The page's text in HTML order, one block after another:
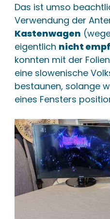
Das ist umso
Verwendung der
Kastenwagen
eigentlich nicht
konnten mit der
eine slowenische
bestaunen, solange
eines Fensters